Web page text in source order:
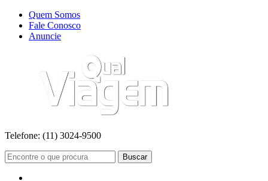
Quem Somos
Fale Conosco
Anuncie
Telefone: (11) 3024-9500
Buscar